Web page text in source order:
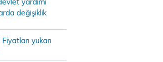
değişiklik
yukarı